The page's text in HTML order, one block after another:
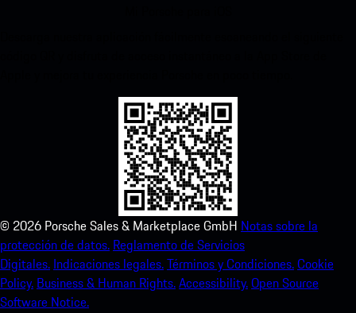
© 2026 Porsche Sales & Marketplace GmbH Notas sobre la
protección de datos. Reglamento de Servicios
Digitales. Indicaciones legales.Términos y Condiciones.Cookie
Policy. Business & Human Rights.Accessibility.Open Source
Software Notice.